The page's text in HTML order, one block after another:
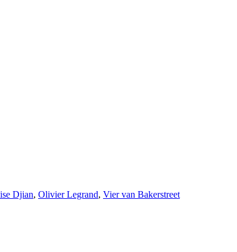
Djian, Olivier Legrand, Vier van Bakerstreet